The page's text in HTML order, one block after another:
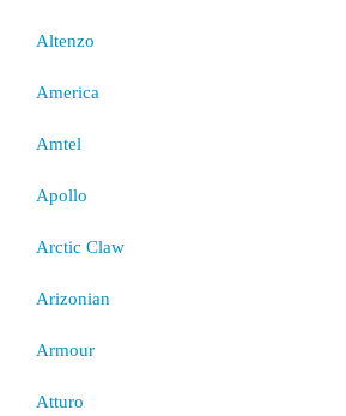
Altenzo
America
Amtel
Apollo
Arctic Claw
Arizonian
Armour
Atturo